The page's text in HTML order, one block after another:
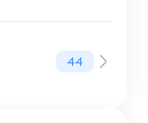
44